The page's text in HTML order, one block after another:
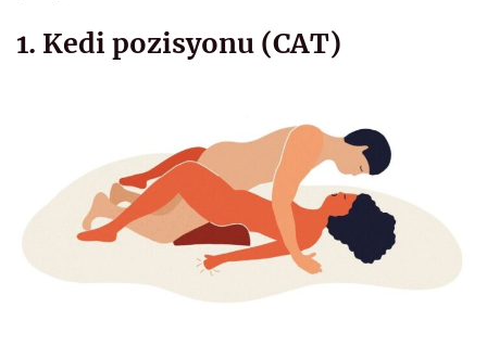
1. Kedi pozisyonu (CAT)